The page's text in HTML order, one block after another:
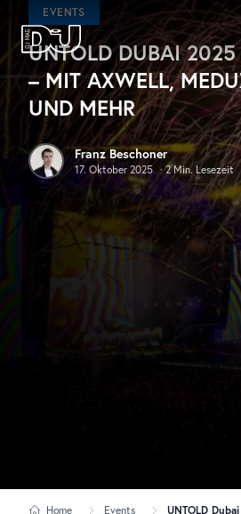
Zum Hauptinhalt springen
DJ Mag Germany
EVENTS
UNTOLD DUBAI 2025
– MIT AXWELL,
UND MEHR
Franz Beschoner
17. Oktober 2025 ·2Min. Lesezeit
Home Events